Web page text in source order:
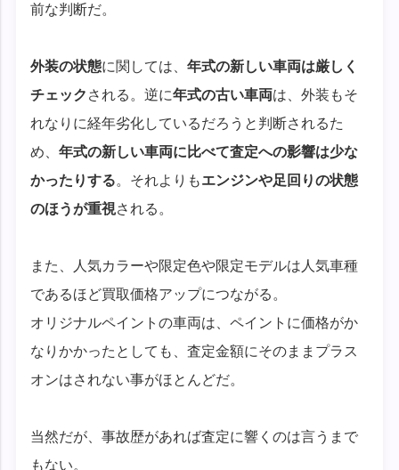
前な判断だ。
外装の状態に関しては、年式の新しい車両は厳しく
チェック される。逆に年式の古い車両は、外装もそ
れなりに経年劣化しているだろうと判断されるた
め、年式の新しい車両に比べて査定への影響は少な
かったりする。それよりもエンジンや足回りの状態
のほうが重視される。
また、人気カラーや限定色や限定モデルは人気車種
であるほど買取価格アップにつながる。
オリジナルペイントの車両は、ペイントに価格がか
なりかかったとしても、査定金額にそのままプラス
オンはされない事がほとんどだ。
当然だが、事故歴があれば査定に響くのは言うまで
もない。